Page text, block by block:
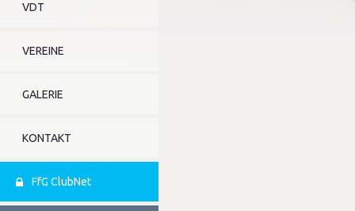
VDT
VEREINE
GALERIE
KONTAKT
FfG ClubNet